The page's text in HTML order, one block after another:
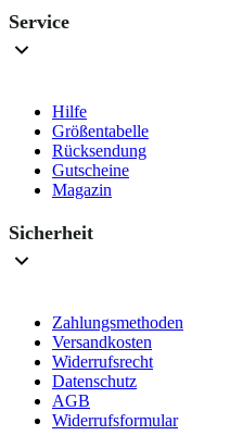
Service
Hilfe
Größentabelle
Rücksendung
Gutscheine
Magazin
Sicherheit
Zahlungsmethoden
Versandkosten
Widerrufsrecht
Datenschutz
AGB
Widerrufsformular